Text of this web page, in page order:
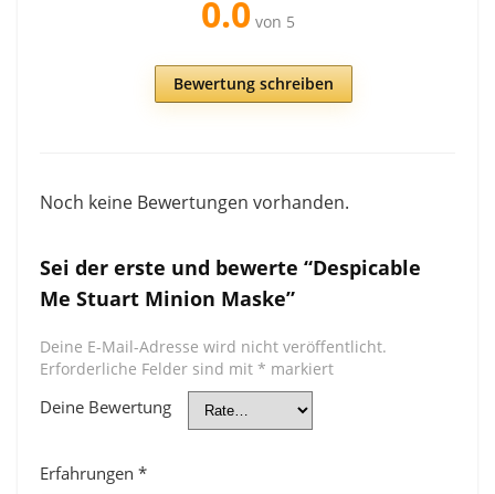
0.0 von 5
Bewertung schreiben
Noch keine Bewertungen vorhanden.
Sei der erste und bewerte “Despicable
Me Stuart Minion Maske”
Deine E-Mail-Adresse wird nicht veröffentlicht.
Erforderliche Felder sind mit * markiert
Deine Bewertung
Erfahrungen *